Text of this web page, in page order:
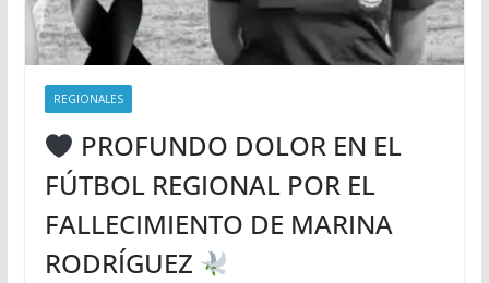
REGIONALES
PROFUNDO DOLOR EN EL
FÚTBOL REGIONAL POR EL
FALLECIMIENTO DE MARINA
RODRÍGUEZ